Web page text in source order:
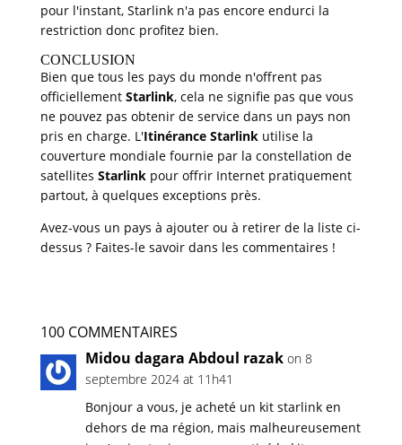
pour l'instant, Starlink n'a pas encore endurci la
restriction donc profitez bien.
CONCLUSION
Bien que tous les pays du monde n'offrent pas
officiellement Starlink, cela ne signifie pas que vous
ne pouvez pas obtenir de service dans un pays non
pris en charge. L'Itinérance Starlinkutilise la
couverture mondiale fournie par la constellation de
satellites Starlinkpour offrir Internet pratiquement
partout, à quelques exceptions près.
Avez-vous un pays à ajouter ou à retirer de la liste ci-
dessus ? Faites-le savoir dans les commentaires !
100 COMMENTAIRES
Midou dagara Abdoul razak on 8
septembre 2024 at 11h41
Bonjour a vous, je acheté un kit starlink en
dehors de ma région, mais malheureusement